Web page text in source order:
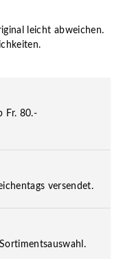
leicht abweichen.
Fr. 80.-
versendet.